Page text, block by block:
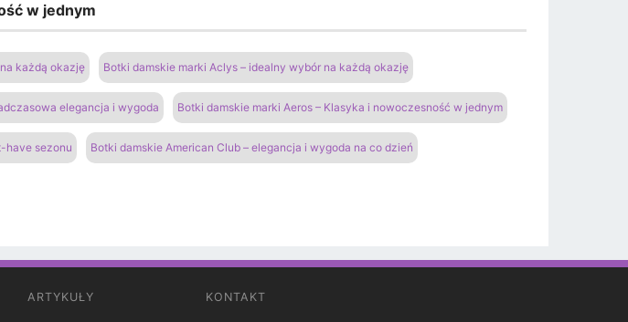
w jednym
każdą okazję Botki damskie marki Aclys – idealny wybór na każdą okazję
elegancja i wygoda Botki damskie marki Aeros – Klasyka i nowoczesność w jednym
have sezonu Botki damskie American Club – elegancja i wygoda na co dzień
ARTYKUŁY KONTAKT